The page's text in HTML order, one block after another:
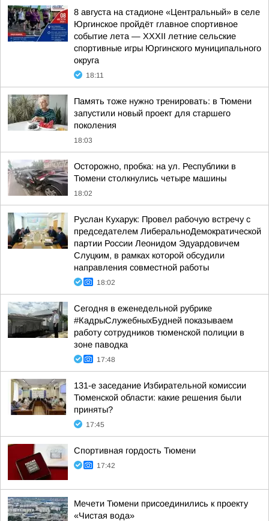
8 августа на стадионе «Центральный» в селе
Юргинское пройдёт главное спортивное
событие лета — XXXII летние сельские
спортивные игры Юргинского муниципального
округа
18:11
Память тоже нужно тренировать: в Тюмени
запустили новый проект для старшего
поколения
18:03
Осторожно, пробка: на ул. Республики в
Тюмени столкнулись четыре машины
18:02
Руслан Кухарук: Провел рабочую встречу с
председателем ЛиберальноДемократической
партии России Леонидом Эдуардовичем
Слуцким, в рамках которой обсудили
направления совместной работы
18:02
Сегодня в еженедельной рубрике
#КадрыСлужебныхБудней показываем
работу сотрудников тюменской полиции в
зоне паводка
17:48
131-е заседание Избирательной комиссии
Тюменской области: какие решения были
приняты?
17:45
Спортивная гордость Тюмени
17:42
Мечети Тюмени присоединились к проекту
«Чистая вода»